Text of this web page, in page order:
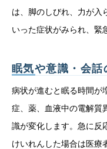
は、脚のしびれ、力が入
いった症状がみられ、緊
眠気や意識・会話
病状が進むと眠る時間が
症、薬、血液中の電解質
識が変化します。急に反
けいれんした場合は医療